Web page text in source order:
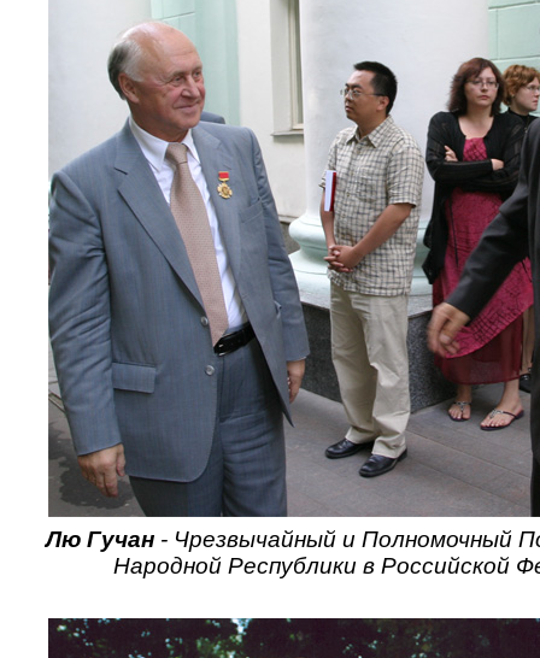
Лю Гучан- Чрезвычайный и Полномочный
Народной Республики в Российской